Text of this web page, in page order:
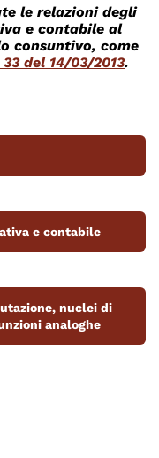
le relazioni degli
e contabile al
consuntivo, come
del 14/03/2013.
e contabile
nuclei di
analoghe